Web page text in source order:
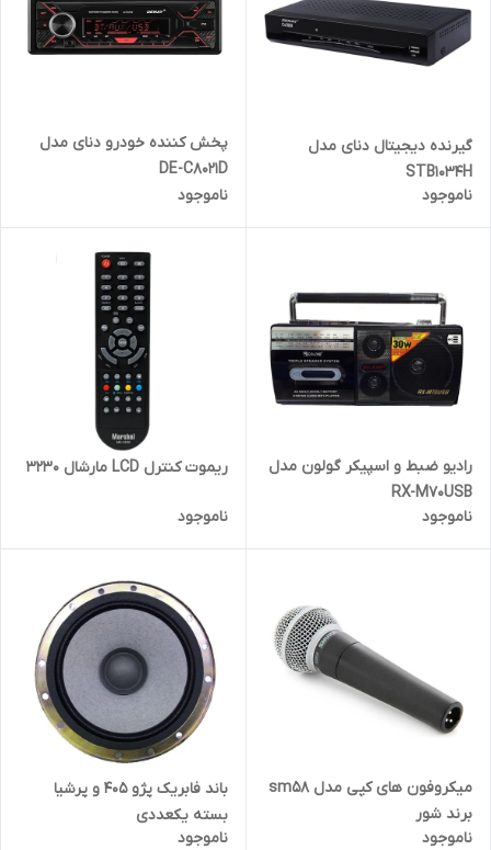
گیرنده دیجیتال دنای مدل
STB1034H
ناموجود
پخش کننده خودرو دنای مدل
DE-C8021D
ناموجود
رادیو ضبط و اسپیکر گولون مدل
RX-M70USB
ناموجود
ریموت کنترل LCD مارشال 3230
ناموجود
میکروفون های کپی مدل sm58
برند شور
ناموجود
باند فابریک پژو 405 و پرشیا
بسته یکعددی
ناموجود